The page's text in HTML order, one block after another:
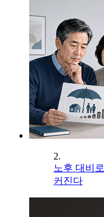
2.
노후 대비
커진다